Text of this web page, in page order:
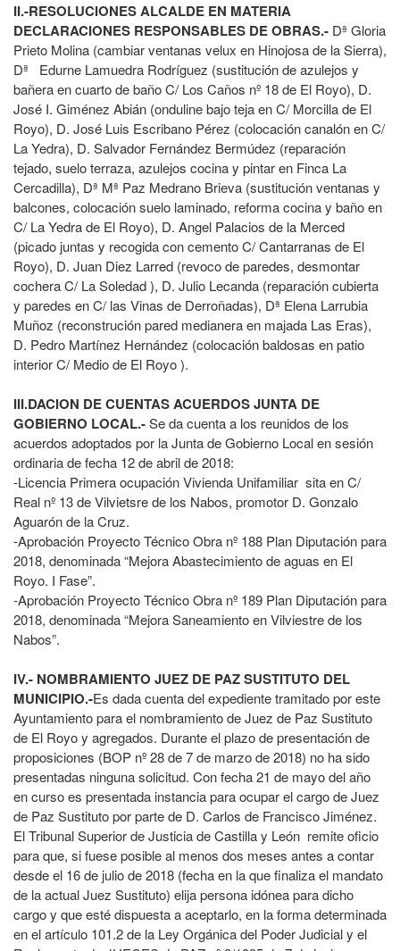
II.-RESOLUCIONES ALCALDE EN MATERIA
DECLARACIONES RESPONSABLES DE OBRAS.- Dª Gloria
Prieto Molina (cambiar ventanas velux en Hinojosa de la Sierra),
Dª Edurne Lamuedra Rodríguez (sustitución de azulejos y
bañera en cuarto de baño C/ Los Caños nº 18 de El Royo), D.
José I. Giménez Abián (onduline bajo teja en C/ Morcilla de El
Royo), D. José Luis Escribano Pérez (colocación canalón en C/
La Yedra), D. Salvador Fernández Bermúdez (reparación
tejado, suelo terraza, azulejos cocina y pintar en Finca La
Cercadilla), Dª Mª Paz Medrano Brieva (sustitución ventanas y
balcones, colocación suelo laminado, reforma cocina y baño en
C/ La Yedra de El Royo), D. Angel Palacios de la Merced
(picado juntas y recogida con cemento C/ Cantarranas de El
Royo), D. Juan Diez Larred (revoco de paredes, desmontar
cochera C/ La Soledad ), D. Julio Lecanda (reparación cubierta
y paredes en C/ las Vinas de Derroñadas), Dª Elena Larrubia
Muñoz (reconstrución pared medianera en majada Las Eras),
D. Pedro Martínez Hernández (colocación baldosas en patio
interior C/ Medio de El Royo ).
III.DACION DE CUENTAS ACUERDOS JUNTA DE
GOBIERNO LOCAL.-Se da cuenta a los reunidos de los
acuerdos adoptados por la Junta de Gobierno Local en sesión
ordinaria de fecha 12 de abril de 2018:
-Licencia Primera ocupación Vivienda Unifamiliar sita en C/
Real nº 13 de Vilvietsre de los Nabos, promotor D. Gonzalo
Aguarón de la Cruz.
-Aprobación Proyecto Técnico Obra nº 188 Plan Diputación para
2018, denominada “Mejora Abastecimiento de aguas en El
Royo. I Fase”.
-Aprobación Proyecto Técnico Obra nº 189 Plan Diputación para
2018, denominada “Mejora Saneamiento en Vilviestre de los
Nabos”.
IV.- NOMBRAMIENTO JUEZ DE PAZ SUSTITUTO DEL
MUNICIPIO.-Es dada cuenta del expediente tramitado por este
Ayuntamiento para el nombramiento de Juez de Paz Sustituto
de El Royo y agregados. Durante el plazo de presentación de
proposiciones (BOP nº 28 de 7 de marzo de 2018) no ha sido
presentadas ninguna solicitud. Con fecha 21 de mayo del año
en curso es presentada instancia para ocupar el cargo de Juez
de Paz Sustituto por parte de D. Carlos de Francisco Jiménez.
El Tribunal Superior de Justicia de Castilla y León remite oficio
para que, si fuese posible al menos dos meses antes a contar
desde el 16 de julio de 2018 (fecha en la que finaliza el mandato
de la actual Juez Sustituto) elija persona idónea para dicho
cargo y que esté dispuesta a aceptarlo, en la forma determinada
en el artículo 101.2 de la Ley Orgánica del Poder Judicial y el